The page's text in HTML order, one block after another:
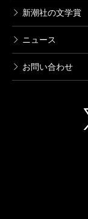
新潮社の文学賞
ニュース
お問い合わせ